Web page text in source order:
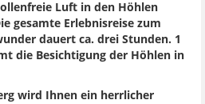
Luft in den Höhlen
gesamte Erlebnisreise zum
dauert ca. drei Stunden. 1
die Besichtigung der Höhlen in
wird Ihnen ein herrlicher